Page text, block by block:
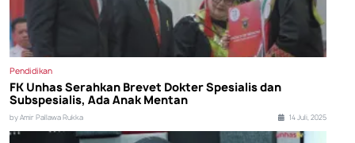
Pendidikan
FK Unhas Serahkan Brevet Dokter Spesialis dan
Subspesialis, Ada Anak Mentan
by Amir Pallawa Rukka 14 Juli, 2025